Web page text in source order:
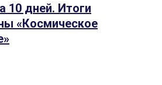
10 дней. Итоги
«Космическое